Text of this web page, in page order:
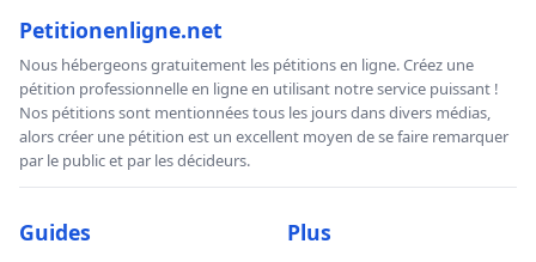
Petitionenligne.net
Nous hébergeons gratuitement les pétitions en ligne. Créez une
pétition professionnelle en ligne en utilisant notre service puissant !
Nos pétitions sont mentionnées tous les jours dans divers médias,
alors créer une pétition est un excellent moyen de se faire remarquer
par le public et par les décideurs.
Guides Plus